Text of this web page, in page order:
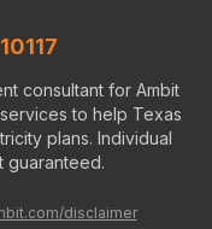
consultant for Ambit
to help Texas
plans. Individual
guaranteed.
disclaimer